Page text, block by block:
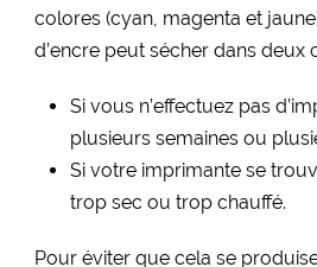
colores (cyan, magenta et
d’encre peut sécher dans deux
Si vous n’effectuez pas
plusieurs semaines ou
Si votre imprimante se
trop sec ou trop chauffé.
Pour éviter que cela se